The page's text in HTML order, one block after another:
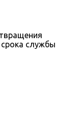
службы